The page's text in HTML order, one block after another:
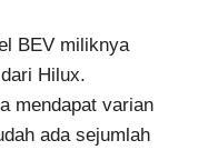
BEV miliknya
Hilux.
mendapat varian
ada sejumlah